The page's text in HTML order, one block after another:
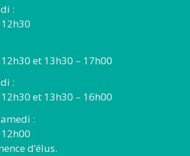
:
et 13h30 – 17h00
:
et 13h30 – 16h00
:
d’élus.